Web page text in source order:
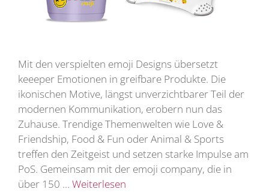
Mit den verspielten emoji Designs übersetzt
keeeper Emotionen in greifbare Produkte. Die
ikonischen Motive, längst unverzichtbarer Teil der
modernen Kommunikation, erobern nun das
Zuhause. Trendige Themenwelten wie Love &
Friendship, Food & Fun oder Animal & Sports
treffen den Zeitgeist und setzen starke Impulse am
PoS. Gemeinsam mit der emoji company, die in
über 150 … Weiterlesen